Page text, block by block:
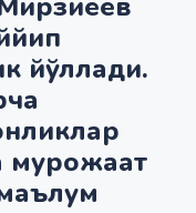
йўллади.
мурожаат